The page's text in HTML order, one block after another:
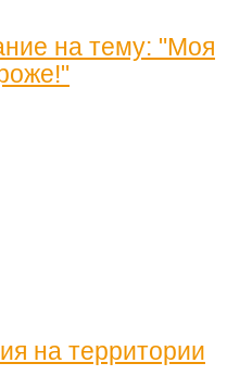
на тему: "Моя
на территории